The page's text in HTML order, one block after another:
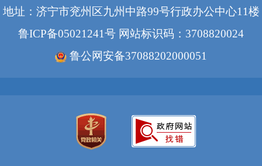
地址：济宁市兖州区九州中路99号行政办公中心11楼
鲁ICP备05021241号 网站标识码：3708820024
鲁公网安备37088202000051